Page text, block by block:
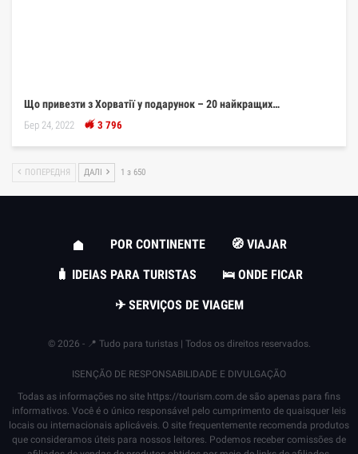
Що привезти з Хорватії у подарунок – 20 найкращих…
Бер 24, 2022 3 796
ПОПЕРЕДНЯ ДАЛІ 1 з 650
POR CONTINENTE
🧭 VIAJAR
🧳 IDEIAS PARA TURISTAS
🛌 ONDE FICAR
✈ SERVIÇOS DE VIAGEM
© 2026 - 📍 Tudo para turistas | Todos os direitos reservados.
ISENÇÃO DE RESPONSABILIDADE E DIVULGAÇÃO
Todas as informações no site https://tourism.com.de são apenas para fins
informativos. Você é o único responsável pelo cumprimento de quaisquer leis
locais ou internacionais aplicáveis. O site frequentemente recomenda produtos
que consideramos úteis para nossos leitores. Podemos receber comissões de